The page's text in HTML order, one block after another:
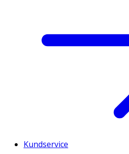
Kundservice